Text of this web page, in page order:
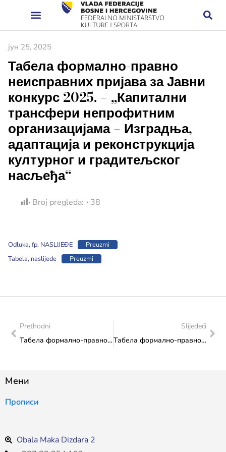
јун 25, 2025
Табела формално-правно
неисправних пријава за Јавни
конкурс 2025. – „Капитални
трансфери непрофитним
организацијама – Изградња,
адаптација и реконструкција
културног и градитељског
насљеђа“
Broj pregleda: 38
Odluka, fp, NASLIJEĐE
Preuzmi
Tabela, naslijeđe
Preuzmi
Prethodni
Табела формално-правно неисправних пријава за Јавни конкурс 2025. – Трансфер за институције науке и културе од значаја за Босну и Херцеговину
Slijedeći
Табела формално-правно неисправних пријава за Јавни конкурс 2025. – Трансфер за спорт од значаја за Федерацију БиХ
Мени
Прописи
Obala Maka Dizdara 2